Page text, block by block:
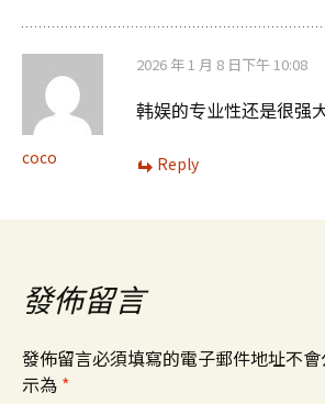
coco
2026 年 1 月 8 日下午 10:08
韩娱的专业性还是很强
Reply
發佈留言
發佈留言必須填寫的電子郵件地址不會
示為 *